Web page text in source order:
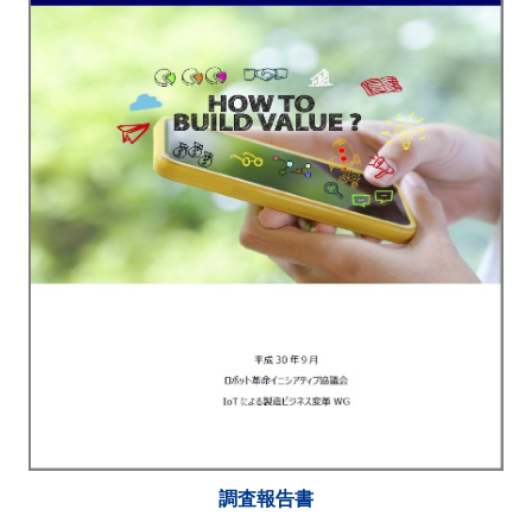
調査報告書